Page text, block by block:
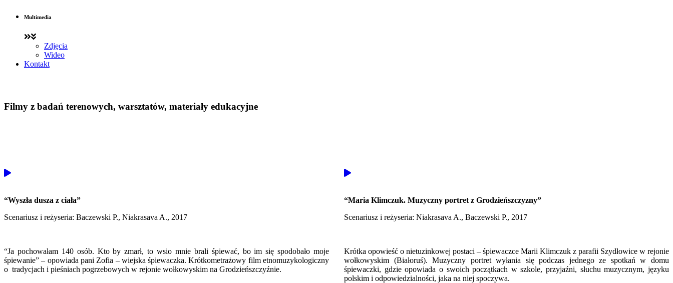
Multimedia
Zdjęcia
Wideo
Kontakt
Filmy z badań terenowych, warsztatów, materiały edukacyjne
“Wyszła dusza z ciała”
Scenariusz i reżyseria: Baczewski P., Niakrasava A., 2017
“Ja pochowałam 140 osób. Kto by zmarł, to wsio mnie brali śpiewać, bo im się spodobało moje
śpiewanie” – opowiada pani Zofia – wiejska śpiewaczka. Krótkometrażowy film etnomuzykologiczny
o tradycjach i pieśniach pogrzebowych w rejonie wołkowyskim na Grodzieńszczyźnie.
“Maria Klimczuk. Muzyczny portret z Grodzieńszczyzny”
Scenariusz i reżyseria: Niakrasava A., Baczewski P., 2017
Krótka opowieść o nietuzinkowej postaci – śpiewaczce Marii Klimczuk z parafii Szydłowice w rejonie
wołkowyskim (Białoruś). Muzyczny portret wyłania się podczas jednego ze spotkań w domu
śpiewaczki, gdzie opowiada o swoich początkach w szkole, przyjaźni, słuchu muzycznym, języku
polskim i odpowiedzialności, jaka na niej spoczywa.